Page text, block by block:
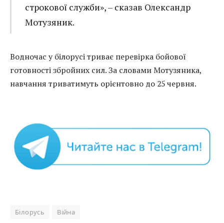
строкової служби», – сказав Олександр
Мотузяник.
Водночас у білорусі триває перевірка бойової
готовності збройних сил. За словами Мотузяника,
навчання триватимуть орієнтовно до 25 червня.
Білорусь Війна